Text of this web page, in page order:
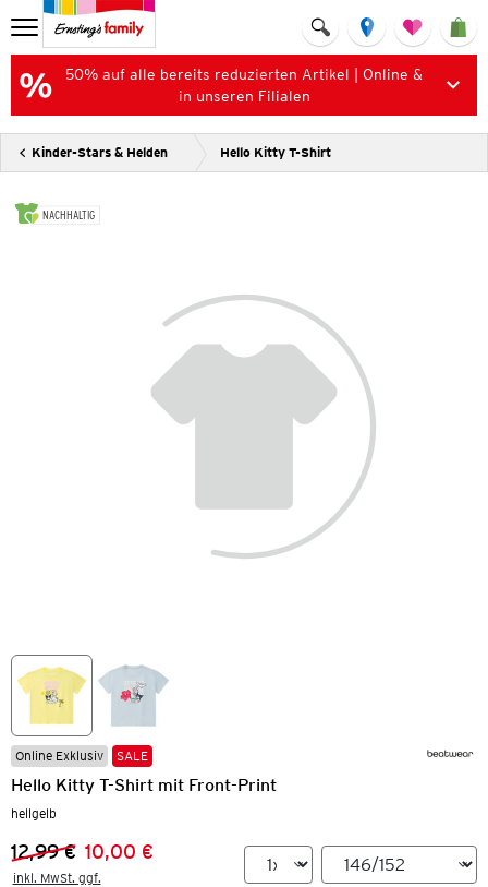
50% auf alle bereits reduzierten Artikel | Online &
in unseren Filialen
Kinder-Stars & Helden Hello Kitty T-Shirt
NACHHALTIG
Online Exklusiv SALE
Hello Kitty T-Shirt mit Front-Print
hellgelb
Vorheriger Preis:
12,99 €
Neuer Preis:
10,00 €
inkl. MwSt. ggf.